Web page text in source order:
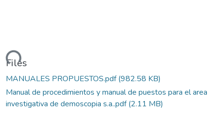
Files
MANUALES PROPUESTOS.pdf(982.58 KB)
Manual de procedimientos y manual de puestos para el area
investigativa de demoscopia s.a..pdf(2.11 MB)